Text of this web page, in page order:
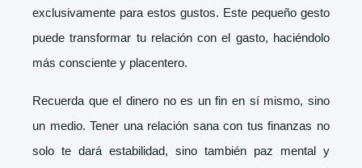
exclusivamente para estos gustos. Este pequeño gesto
puede transformar tu relación con el gasto, haciéndolo
más consciente y placentero.
Recuerda que el dinero no es un fin en sí mismo, sino
un medio. Tener una relación sana con tus finanzas no
solo te dará estabilidad, sino también paz mental y